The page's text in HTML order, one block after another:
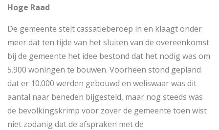
Hoge Raad
De gemeente stelt cassatieberoep in en klaagt onder
meer dat ten tijde van het sluiten van de overeenkomst
bij de gemeente het idee bestond dat het nodig was om
5.900 woningen te bouwen. Voorheen stond gepland
dat er 10.000 werden gebouwd en weliswaar was dit
aantal naar beneden bijgesteld, maar nog steeds was
de bevolkingskrimp voor zover de gemeente toen wist
niet zodanig dat de afspraken met de